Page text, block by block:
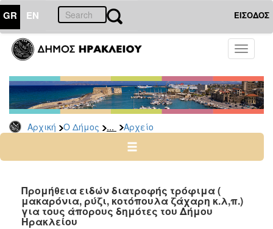
GR EN ΕΙΣΟΔΟΣ
Toggle
Αρχική Ο Δήμος ... Αρχείο
ΔΗΜΟΣ
Διακηρύξεις
-
Δημοπρασίες
Αρχείο
2025
2023
2022
Προμήθεια ειδών διατροφής τρόφιμα (
μακαρόνια, ρύζι, κοτόπουλα ζάχαρη κ.λ,π.)
για τους άπορους δημότες του Δήμου
Ηρακλείου